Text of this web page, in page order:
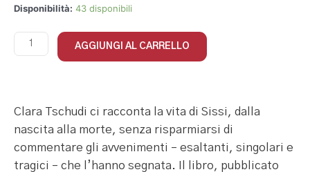
Disponibilità: 43 disponibili
AGGIUNGI AL CARRELLO
Clara Tschudi ci racconta la vita di Sissi, dalla
nascita alla morte, senza risparmiarsi di
commentare gli avvenimenti – esaltanti, singolari e
tragici – che l’hanno segnata. Il libro, pubblicato